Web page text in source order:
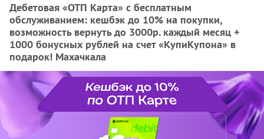
Дебетовая «ОТП Карта» с бесплатным
обслуживанием: кешбэк до 10% на покупки,
возможность вернуть до 3000р. каждый месяц +
1000 бонусных рублей на счет «КупиКупона» в
подарок! Махачкала